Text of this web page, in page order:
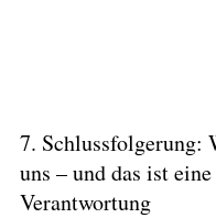
7. Schlussfolgerung:
uns – und das ist eine
Verantwortung